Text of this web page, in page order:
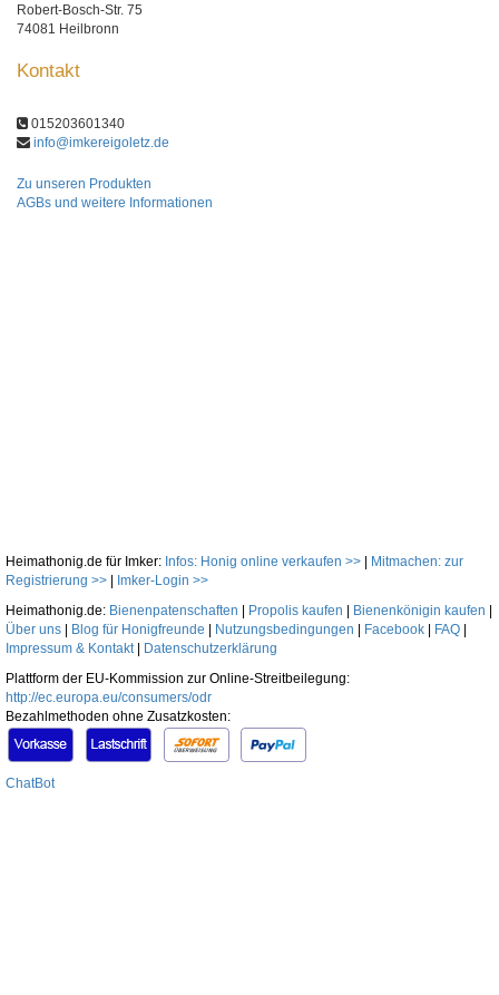
Robert-Bosch-Str. 75
74081 Heilbronn
Kontakt
015203601340
info@imkereigoletz.de
Zu unseren Produkten
AGBs und weitere Informationen
Heimathonig.de für Imker: Infos: Honig online verkaufen >>
Mitmachen: zur
Registrierung >>
Imker-Login >>
Heimathonig.de: Bienenpatenschaften Propolis kaufen Bienenkönigin kaufen
Über uns
Blog für Honigfreunde Nutzungsbedingungen Facebook FAQ
Impressum & Kontakt|
Datenschutzerklärung
Plattform der EU-Kommission zur Online-Streitbeilegung:
http://ec.europa.eu/consumers/odr
Bezahlmethoden ohne Zusatzkosten:
ChatBot